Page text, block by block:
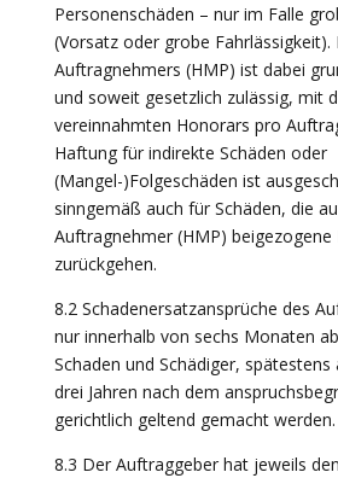
Personenschäden – nur im Falle
(Vorsatz oder grobe Fahrlässigkeit).
Auftragnehmers (HMP) ist dabei
und soweit gesetzlich zulässig, mit
vereinnahmten Honorars pro
Haftung für indirekte Schäden oder
(Mangel-)Folgeschäden ist
sinngemäß auch für Schäden, die
Auftragnehmer (HMP) beigezogene
zurückgehen.
8.2 Schadenersatzansprüche des
nur innerhalb von sechs Monaten
Schaden und Schädiger,
drei Jahren nach dem
gerichtlich geltend gemacht werden.
8.3 Der Auftraggeber hat jeweils